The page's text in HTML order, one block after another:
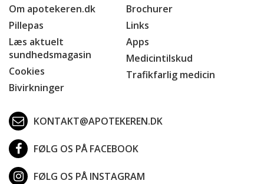
Om apotekeren.dk
Pillepas
Læs aktuelt
sundhedsmagasin
Cookies
Bivirkninger
Brochurer
Links
Apps
Medicintilskud
Trafikfarlig medicin
KONTAKT@APOTEKEREN.DK
FØLG OS PÅ FACEBOOK
FØLG OS PÅ INSTAGRAM